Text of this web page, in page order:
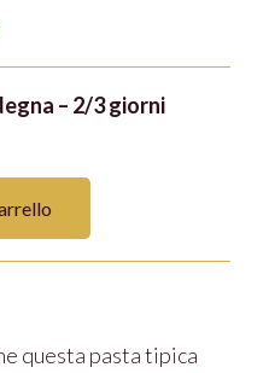
– 2/3 giorni
questa pasta tipica